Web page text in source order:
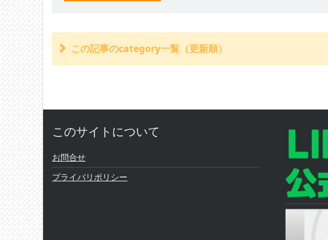
この記事のcategory一覧（更新順）
玉突き事故
凍結道路で７台の交通事故
パトカー交通事故 ２人死亡
雨で路面すべり ２人死亡
乗用車ひき逃げ 一人死亡
このサイトについて
お問合せ
プライバリポリシー